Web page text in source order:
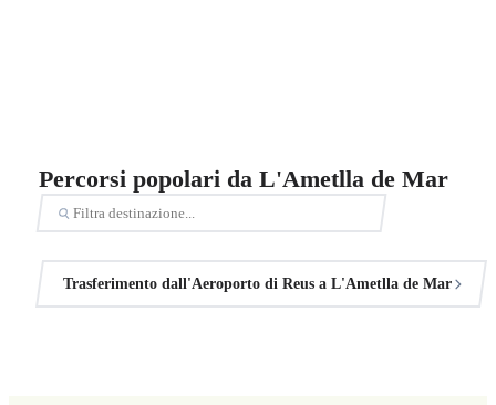
Percorsi popolari da L'Ametlla de Mar
Trasferimento dall'Aeroporto di Reus a L'Ametlla de Mar